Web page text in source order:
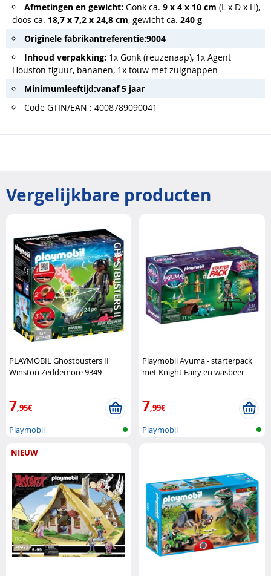
Afmetingen en gewicht: Gonk ca. 9 x 4 x 10 cm (L x D x H),
doos ca. 18,7 x 7,2 x 24,8 cm, gewicht ca. 240 g
Originele fabrikantreferentie:9004
Inhoud verpakking: 1x Gonk (reuzenaap), 1x Agent
Houston figuur, bananen, 1x touw met zuignappen
Minimumleeftijd:vanaf 5 jaar
Code GTIN/EAN : 4008789090041
Vergelijkbare producten
PLAYMOBIL Ghostbusters II
Winston Zeddemore 9349
7,95€
Playmobil
Playmobil Ayuma - starterpack
met Knight Fairy en wasbeer
7,99€
Playmobil
NIEUW